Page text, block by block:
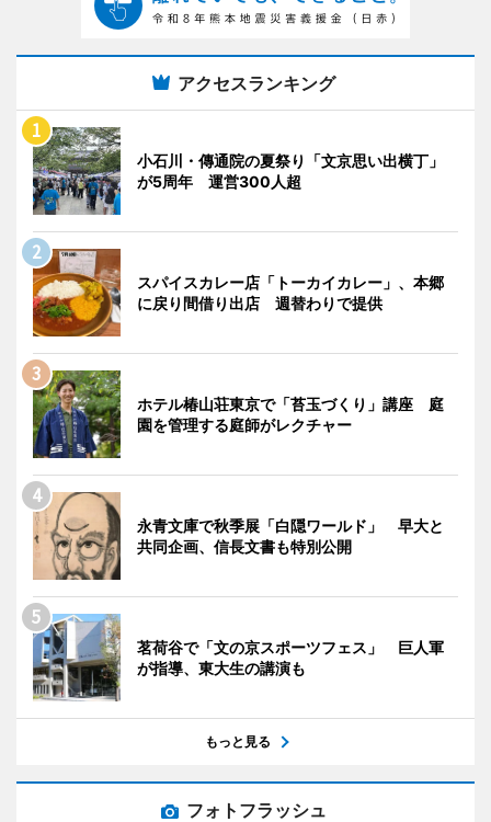
アクセスランキング
小石川・傳通院の夏祭り「文京思い出横丁」
が5周年 運営300人超
スパイスカレー店「トーカイカレー」、本郷
に戻り間借り出店 週替わりで提供
ホテル椿山荘東京で「苔玉づくり」講座 庭
園を管理する庭師がレクチャー
永青文庫で秋季展「白隠ワールド」 早大と
共同企画、信長文書も特別公開
茗荷谷で「文の京スポーツフェス」 巨人軍
が指導、東大生の講演も
もっと見る
フォトフラッシュ